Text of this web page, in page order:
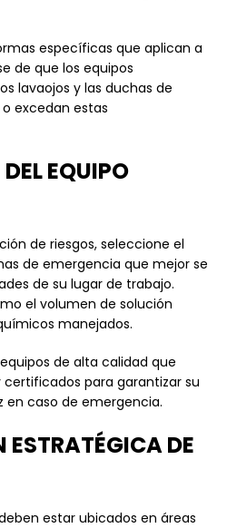
específicas que aplican a
de que los equipos
lavaojos y las duchas de
excedan estas
EQUIPO
de riesgos, seleccione el
de emergencia que mejor se
de su lugar de trabajo.
el volumen de solución
manejados.
de alta calidad que
para garantizar su
caso de emergencia.
DE
estar ubicados en áreas